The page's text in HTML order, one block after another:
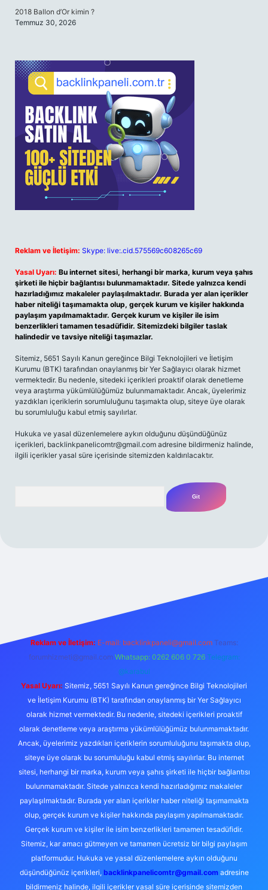
2018 Ballon d’Or kimin ?
Temmuz 30, 2026
Reklam ve İletişim: Skype: live:.cid.575569c608265c69
Yasal Uyarı: Bu internet sitesi, herhangi bir marka, kurum veya şahıs
şirketi ile hiçbir bağlantısı bulunmamaktadır. Sitede yalnızca kendi
hazırladığımız makaleler paylaşılmaktadır. Burada yer alan içerikler
haber niteliği taşımamakta olup, gerçek kurum ve kişiler hakkında
paylaşım yapılmamaktadır. Gerçek kurum ve kişiler ile isim
benzerlikleri tamamen tesadüfidir. Sitemizdeki bilgiler taslak
halindedir ve tavsiye niteliği taşımazlar.
Sitemiz, 5651 Sayılı Kanun gereğince Bilgi Teknolojileri ve İletişim
Kurumu (BTK) tarafından onaylanmış bir Yer Sağlayıcı olarak hizmet
vermektedir. Bu nedenle, sitedeki içerikleri proaktif olarak denetleme
veya araştırma yükümlülüğümüz bulunmamaktadır. Ancak, üyelerimiz
yazdıkları içeriklerin sorumluluğunu taşımakta olup, siteye üye olarak
bu sorumluluğu kabul etmiş sayılırlar.
Hukuka ve yasal düzenlemelere aykırı olduğunu düşündüğünüz
içerikleri, backlinkpanelicomtr@gmail.com adresine bildirmeniz halinde,
ilgili içerikler yasal süre içerisinde sitemizden kaldırılacaktır.
Reklam ve İletişim: E-mail: backlinkpaneli@gmail.com Teams:
forumhizmeti@gmail.com Whatsapp: 0262 606 0 726 Telegram:
@karabul
Yasal Uyarı: Sitemiz, 5651 Sayılı Kanun gereğince Bilgi Teknolojileri
ve İletişim Kurumu (BTK) tarafından onaylanmış bir Yer Sağlayıcı
olarak hizmet vermektedir. Bu nedenle, sitedeki içerikleri proaktif
olarak denetleme veya araştırma yükümlülüğümüz bulunmamaktadır.
Ancak, üyelerimiz yazdıkları içeriklerin sorumluluğunu taşımakta olup,
siteye üye olarak bu sorumluluğu kabul etmiş sayılırlar. Bu internet
sitesi, herhangi bir marka, kurum veya şahıs şirketi ile hiçbir bağlantısı
bulunmamaktadır. Sitede yalnızca kendi hazırladığımız makaleler
paylaşılmaktadır. Burada yer alan içerikler haber niteliği taşımamakta
olup, gerçek kurum ve kişiler hakkında paylaşım yapılmamaktadır.
Gerçek kurum ve kişiler ile isim benzerlikleri tamamen tesadüfidir.
Sitemiz, kar amacı gütmeyen ve tamamen ücretsiz bir bilgi paylaşım
platformudur. Hukuka ve yasal düzenlemelere aykırı olduğunu
düşündüğünüz içerikleri, backlinkpanelicomtr@gmail.comadresine
bildirmeniz halinde, ilgili içerikler yasal süre içerisinde sitemizden